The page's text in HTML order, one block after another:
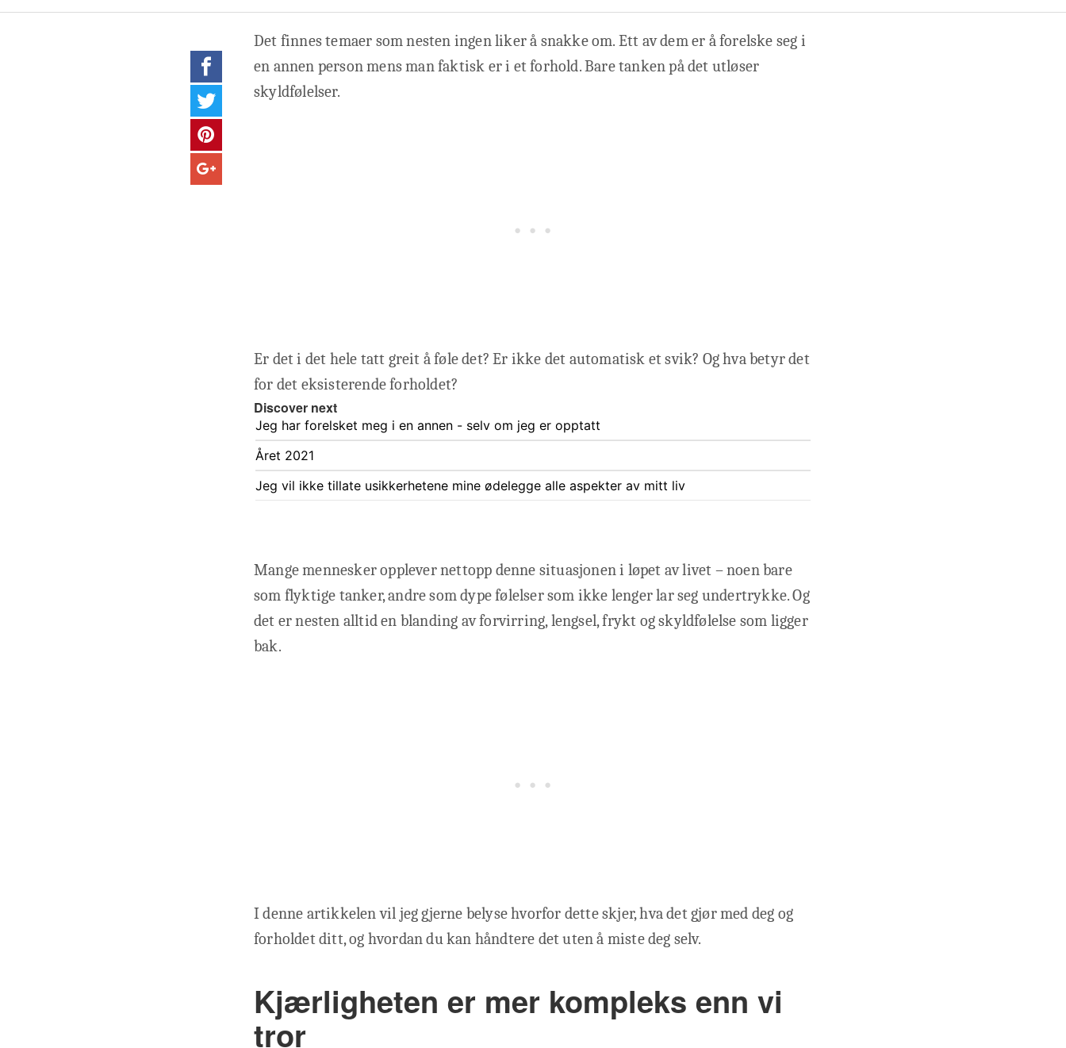
Det finnes temaer som nesten ingen liker å snakke om. Ett av dem er å forelske seg i
en annen person mens man faktisk er i et forhold. Bare tanken på det utløser
skyldfølelser.
Er det i det hele tatt greit å føle det? Er ikke det automatisk et svik? Og hva betyr det
for det eksisterende forholdet?
Discover next
Jeg har forelsket meg i en annen - selv om jeg er opptatt
Året 2021
Jeg vil ikke tillate usikkerhetene mine ødelegge alle aspekter av mitt liv
Mange mennesker opplever nettopp denne situasjonen i løpet av livet – noen bare
som flyktige tanker, andre som dype følelser som ikke lenger lar seg undertrykke. Og
det er nesten alltid en blanding av forvirring, lengsel, frykt og skyldfølelse som ligger
bak.
I denne artikkelen vil jeg gjerne belyse hvorfor dette skjer, hva det gjør med deg og
forholdet ditt, og hvordan du kan håndtere det uten å miste deg selv.
Kjærligheten er mer kompleks enn vi
tror